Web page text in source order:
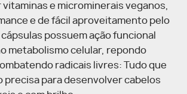
e microminerais veganos,
e de fácil aproveitamento pelo
possuem ação funcional
metabolismo celular, repondo
radicais livres: Tudo que
precisa para desenvolver cabelos